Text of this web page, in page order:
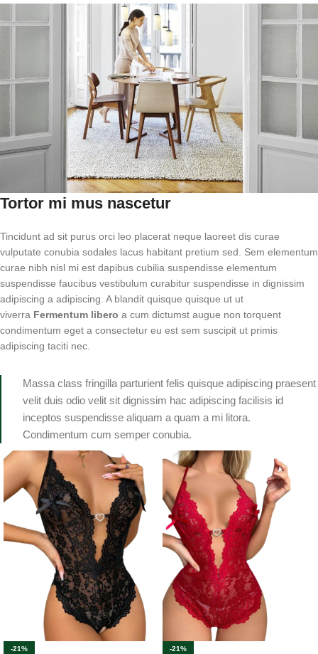
Tortor mi mus nascetur
Tincidunt ad sit purus orci leo placerat neque laoreet dis curae
vulputate conubia sodales lacus habitant pretium sed. Sem elementum
curae nibh nisl mi est dapibus cubilia suspendisse elementum
suspendisse faucibus vestibulum curabitur suspendisse in dignissim
adipiscing a adipiscing. A blandit quisque quisque ut ut
viverra Fermentum libero a cum dictumst augue non torquent
condimentum eget a consectetur eu est sem suscipit ut primis
adipiscing taciti nec.
Massa class fringilla parturient felis quisque adipiscing praesent
velit duis odio velit sit dignissim hac adipiscing facilisis id
inceptos suspendisse aliquam a quam a mi litora.
Condimentum cum semper conubia.
-21% -21%